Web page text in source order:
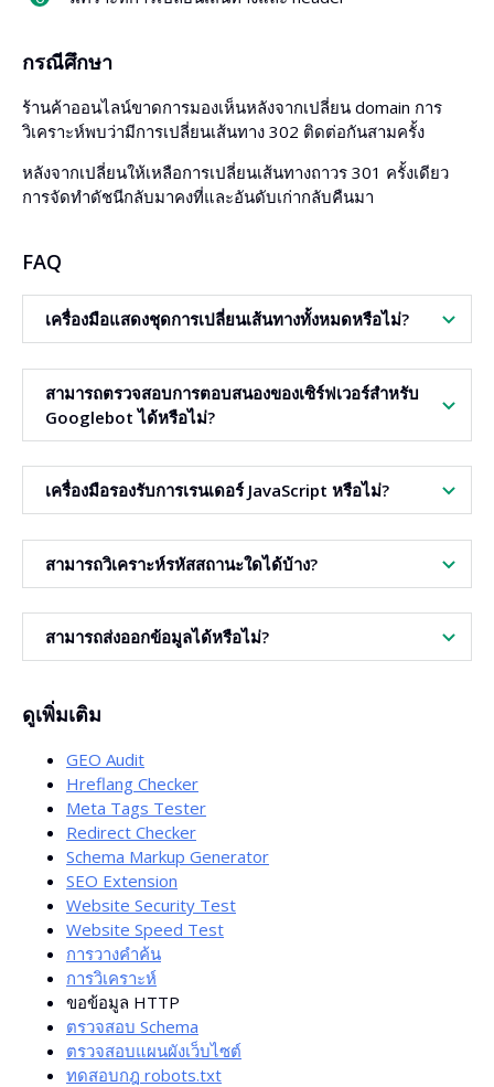
กรณีศึกษา
ร้านค้าออนไลน์ขาดการมองเห็นหลังจากเปลี่ยน domain การ
วิเคราะห์พบว่ามีการเปลี่ยนเส้นทาง 302 ติดต่อกันสามครั้ง
หลังจากเปลี่ยนให้เหลือการเปลี่ยนเส้นทางถาวร 301 ครั้งเดียว
การจัดทำดัชนีกลับมาคงที่และอันดับเก่ากลับคืนมา
FAQ
เครื่องมือแสดงชุดการเปลี่ยนเส้นทางทั้งหมดหรือไม่?
ใช่ ทุกขั้นตอนของการเปลี่ยนเส้นทางจะเห็นได้พร้อมสถานะและ
เวลาตอบสนอง
สามารถตรวจสอบการตอบสนองของเซิร์ฟเวอร์สำหรับ
Googlebot ได้หรือไม่?
ใช่ มีฟีเจอร์เปรียบเทียบกับ Googlebot ให้ใช้งาน
เครื่องมือรองรับการเรนเดอร์ JavaScript หรือไม่?
ใช่ สามารถเรนเดอร์ HTML สำหรับเว็บไซต์ที่สร้างด้วย
JavaScript ได้
สามารถวิเคราะห์รหัสสถานะใดได้บ้าง?
รองรับรหัส HTTP มาตรฐานทั้งหมด เช่น 200, 301, 302, 404,
410 และ 5xx
สามารถส่งออกข้อมูลได้หรือไม่?
ดูเพิ่มเติม
GEO Audit
Hreflang Checker
Meta Tags Tester
Redirect Checker
Schema Markup Generator
SEO Extension
Website Security Test
Website Speed Test
การวางคำค้น
การวิเคราะห์
ขอข้อมูล HTTP
ตรวจสอบ Schema
ตรวจสอบแผนผังเว็บไซต์
ทดสอบกฎ robots.txt